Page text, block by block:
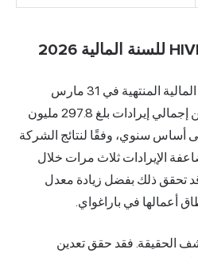
العنوان قويٌّ حقًّا. ففي السنة المالية المنتهية في 31 مارس
2026، أعلنت شركة HIVE عن إجمالي إيرادات بلغ 297.8 مليون
وفقًا لنتائج الشركة
الإيرادات ثلاث مرات خلال
تحقق ذلك بفضل زيادة معدل
أعمالها في باراغواي.
الحقيقة. فقد حقق تعدين